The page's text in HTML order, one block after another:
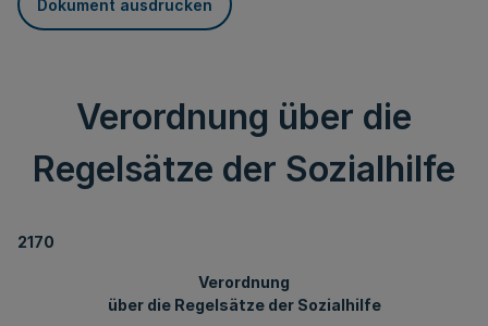
Dokument ausdrucken
Verordnung über die
Regelsätze der Sozialhilfe
2170
Verordnung
über die Regelsätze der Sozialhilfe